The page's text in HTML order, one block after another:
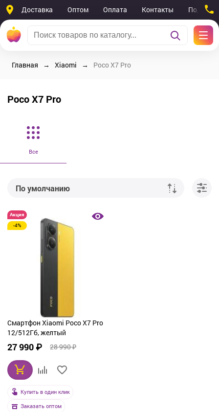
Доставка Оптом Оплата Контакты
Главная Xiaomi Poco X7 Pro
Poco X7 Pro
Все
По умолчанию
От дешевых к дорогим
От дорогих к дешевым
По рейтингу
Акция
-4%
Смартфон Xiaomi Poco X7 Pro
12/512Гб, желтый
27 990 ₽ 28 990 ₽
Купить в один клик
Заказать оптом